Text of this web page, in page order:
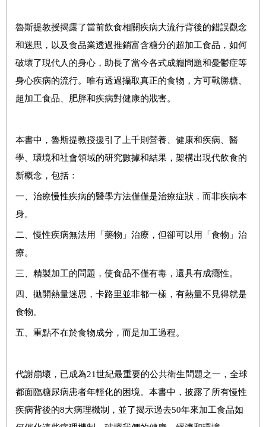
魯斯提教授揭露了當前飲食相關疾病大流行背後的錯誤觀念
和迷思，以及食品業透過推銷富含糖分的超加工食品，如何
破壞了現代人的身心，助長了當今各式成癮問題和憂鬱症等
身心疾病的流行。唯有透過攝取真正的食物，方可戰勝糖、
超加工食品、肥胖和疾病對健康的戕害。
本書中，魯斯提教授援引了上千則營養、健康和疾病、醫
學、環境和社會領域的研究數據和結果，架構出現代飲食的
新概念，包括：
一、治療慢性疾病的醫學方法僅僅是治療症狀，而非疾病本
身。
二、慢性疾病無法用「藥物」治療，但卻可以用「食物」治
療。
三、精製加工的問題，使食品不僅有毒，還具有成癮性。
四、拋開熱量迷思，卡路里並非都一樣，有熱量不見得就是
食物。
五、重點不在於食物成分，而是加工過程。
代謝崩壞，已成為21世紀最重要的公共衛生問題之一，全球
都面臨糖尿病患者年輕化的困境。本書中，披露了所有慢性
疾病背後的8大病理機制，並了揭示過去50年來加工食品如